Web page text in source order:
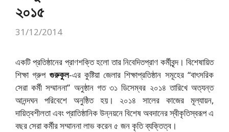
২০১৫
31/12/2014
একটি প্রতিষ্ঠানের প্রাণশক্তি হলো তার নিবেদিতপ্রাণ কর্মীবৃন্দ। বিশেষায়িত
শিক্ষা গ্রুপ গুরুকুল-এর কুষ্টিয়া জেলার শিক্ষাপ্রতিষ্ঠান সমূহের “বাৎসরিক
সেরা কর্মী সম্মাননা” অনুষ্ঠান গত ৩১ ডিসেম্বর ২০১৪ তারিখে অত্যন্ত
আনন্দঘন পরিবেশে অনুষ্ঠিত হয়। ২০১৪ সালের কাজের মূল্যায়ন,
দায়িত্বশীলতা এবং প্রাতিষ্ঠানিক উন্নয়নে বিশেষ অবদানের স্বীকৃতিস্বরূপ এ
বছর সেরা কর্মীর সম্মাননা লাভ করেন ৫ জন কৃতি ব্যক্তিত্ব।